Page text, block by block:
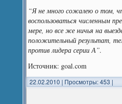
“Я не много сожалею о том,
воспользоваться численным
мере, но все же ничья на
положительный результат,
против лидера серии А”.
Источник: goal.com
22.02.2010 | Просмотры: 453 |